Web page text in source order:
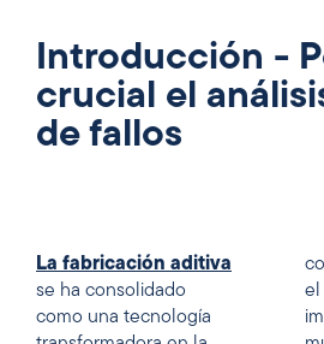
Introducción -
crucial el
de fallos
La fabricación aditiva
se ha consolidado
como una tecnología
el